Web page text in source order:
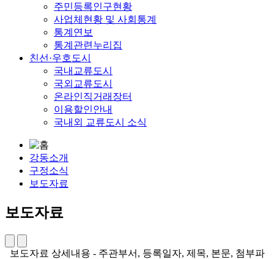
주민등록인구현황
사업체현황 및 사회통계
통계연보
통계관련누리집
친선·우호도시
국내교류도시
국외교류도시
온라인직거래장터
이용할인안내
국내외 교류도시 소식
강동소개
구정소식
보도자료
보도자료
보도자료 상세내용 - 주관부서, 등록일자, 제목, 본문, 첨부파